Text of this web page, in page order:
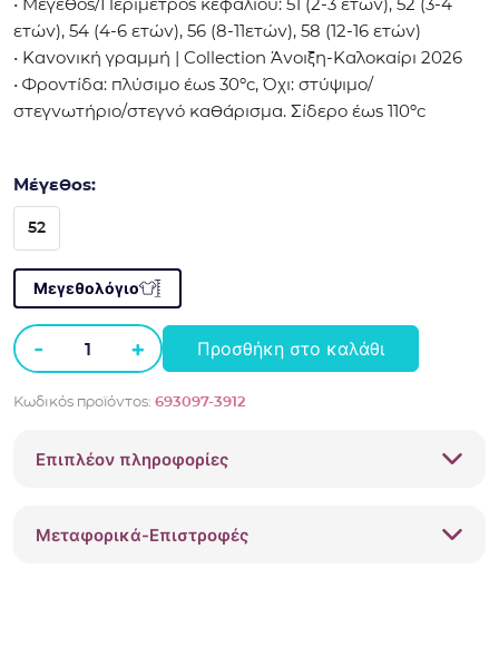
ετών), 54 (4-6 ετών), 56 (8-11ετών), 58 (12-16 ετών)
• Κανονική γραμμή | Collection Άνοιξη-Καλοκαίρι 2026
• Φροντίδα: πλύσιμο έως 30ºc, Όχι: στύψιμο/
στεγνωτήριο/στεγνό καθάρισμα. Σίδερο έως 110ºc
Μέγεθος:
52
Μεγεθολόγιο
-
Καπέλο
Boboli
ποσότητα
+ Προσθήκη στο καλάθι
Κωδικός προϊόντος: 693097-3912
Επιπλέον πληροφορίες
Μεταφορικά-Επιστροφές